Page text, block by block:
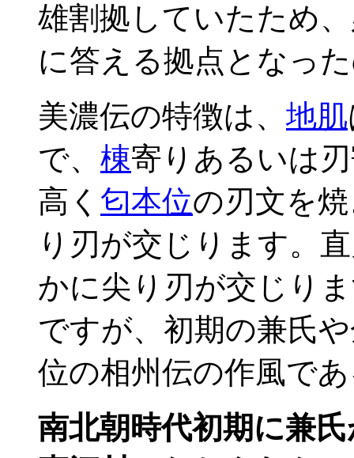
雄割拠していたため
に答える拠点となっ
美濃伝の特徴は、 地肌
で、 棟寄りあるいは
高く 匂本位の刃文を
り刃が交じります。
かに尖り刃が交じり
ですが、初期の兼氏
位の相州伝の作風で
南北朝時代初期に兼